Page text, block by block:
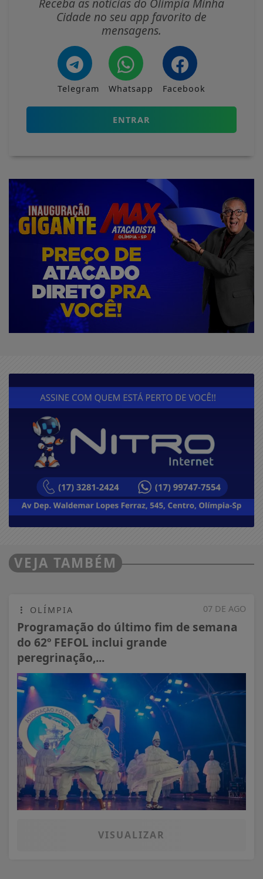
Receba as notícias do Olímpia Minha
Cidade no seu app favorito de
mensagens.
Telegram Whatsapp Facebook
ENTRAR
VEJA TAMBÉM
07 DE AGO
OLÍMPIA
Programação do último fim de semana
do 62º FEFOL inclui grande
peregrinação,...
VISUALIZAR